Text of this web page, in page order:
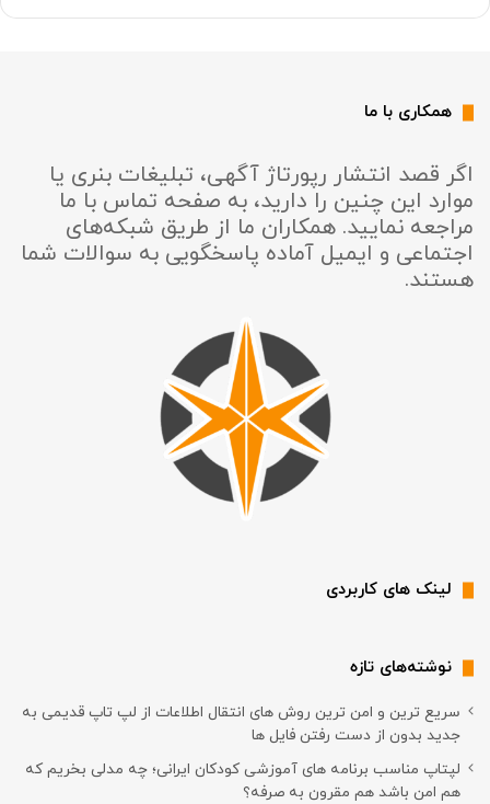
همکاری با ما
اگر قصد انتشار رپورتاژ آگهی، تبلیغات بنری یا
موارد این چنین را دارید، به صفحه تماس با ما
مراجعه نمایید. همکاران ما از طریق شبکه‌های
اجتماعی و ایمیل آماده پاسخگویی به سوالات شما
هستند.
لینک های کاربردی
نوشته‌های تازه
سریع ترین و امن ترین روش های انتقال اطلاعات از لپ تاپ قدیمی به
جدید بدون از دست رفتن فایل ها
لپتاپ مناسب برنامه های آموزشی کودکان ایرانی؛ چه مدلی بخریم که
هم امن باشد هم مقرون به صرفه؟